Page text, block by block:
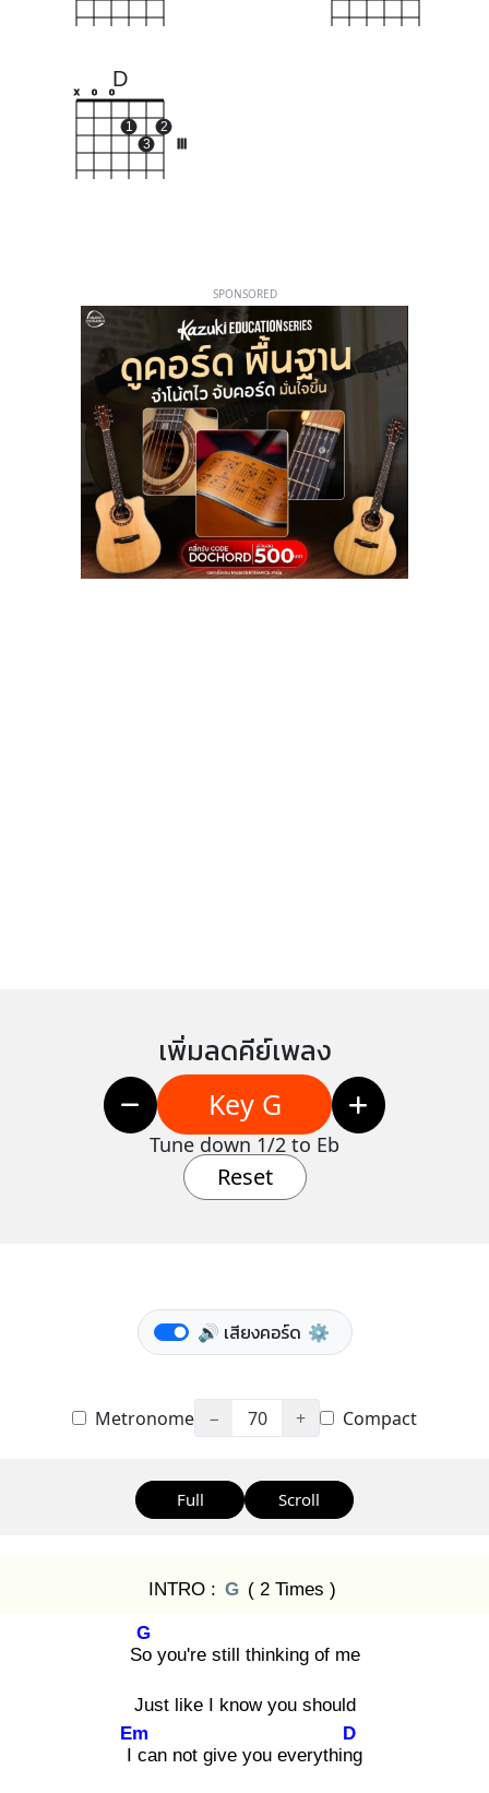
D
x o o
1
3
2
SPONSORED
เพิ่มลดคีย์เพลง
Key G
Tune down 1/2 to Eb
Reset
🔊 เสียงคอร์ด ⚙️
Metronome − 70 + Compact
Full Scroll
INTRO : G ( 2 Times )
So
G
you're still thinking of me
Just like I know you should
I c
Em
an not give you everything
D